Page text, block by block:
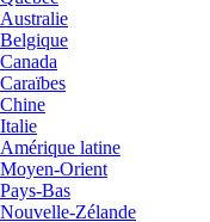
Australie
Belgique
Canada
Caraïbes
Chine
Italie
Amérique latine
Moyen-Orient
Pays-Bas
Nouvelle-Zélande